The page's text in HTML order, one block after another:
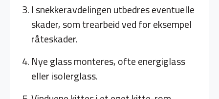
I snekkeravdelingen utbedres eventuelle
skader, som trearbeid ved for eksempel
råteskader.
Nye glass monteres, ofte energiglass
eller isolerglass.